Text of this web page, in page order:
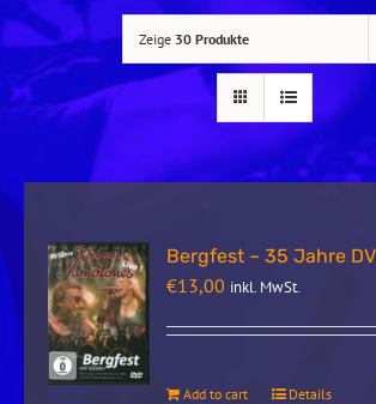
Zeige 30 Produkte
Bergfest – 35 Jahre
€13,00 inkl. MwSt.
Add to cart Details